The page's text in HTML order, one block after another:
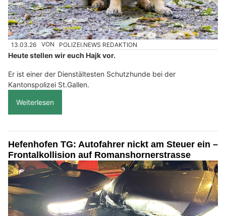
13.03.26 VON POLIZEI.NEWS REDAKTION
Heute stellen wir euch Hajk vor.
Er ist einer der Dienstältesten Schutzhunde bei der
Kantonspolizei St.Gallen.
Weiterlesen
Hefenhofen TG: Autofahrer nickt am Steuer ein –
Frontalkollision auf Romanshornerstrasse